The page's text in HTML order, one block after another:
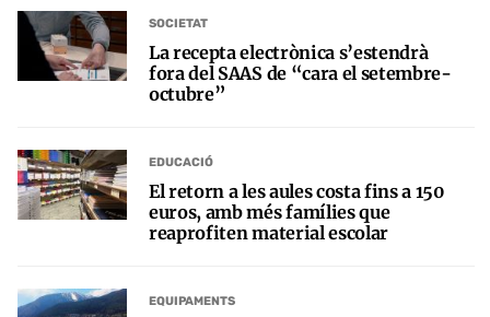
SOCIETAT
La recepta electrònica s’estendrà
fora del SAAS de “cara el setembre-
octubre”
EDUCACIÓ
El retorn a les aules costa fins a 150
euros, amb més famílies que
reaprofiten material escolar
EQUIPAMENTS